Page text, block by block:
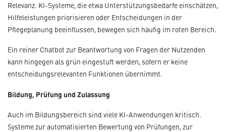
Relevanz. KI-Systeme, die etwa Unterstützungsbedarfe einschätzen,
Hilfeleistungen priorisieren oder Entscheidungen in der
Pflegeplanung beeinflussen, bewegen sich häufig im roten Bereich.
Ein reiner Chatbot zur Beantwortung von Fragen der Nutzenden
kann hingegen als grün eingestuft werden, sofern er keine
entscheidungsrelevanten Funktionen übernimmt.
Bildung, Prüfung und Zulassung
Auch im Bildungsbereich sind viele KI-Anwendungen kritisch.
Systeme zur automatisierten Bewertung von Prüfungen, zur